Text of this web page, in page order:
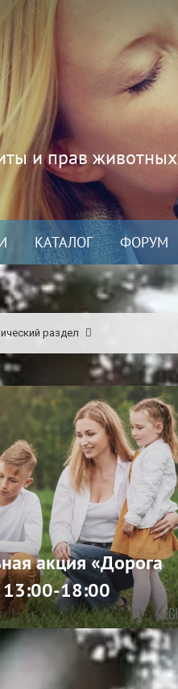
и прав животных
КАТАЛОГ ФОРУМ
раздел
акция «Дорога
13:00-18:00